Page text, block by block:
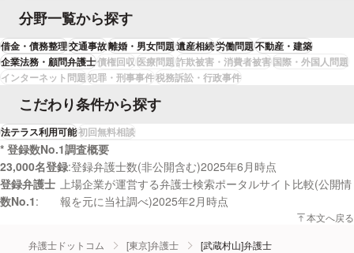
分野一覧から探す
借金・債務整理交通事故離婚・男女問題遺産相続労働問題不動産・建築
企業法務・顧問弁護士債権回収医療問題詐欺被害・消費者被害国際・外国人問題
インターネット問題犯罪・刑事事件税務訴訟・行政事件
こだわり条件から探す
法テラス利用可能初回無料相談
* 登録数No.1調査概要
23,000名登録 登録弁護士数(非公開含む)2025年6月時点
登録弁護士
数No.1
上場企業が運営する弁護士検索ポータルサイト比較(公開情
報を元に当社調べ)2025年2月時点
本文へ戻る
弁護士ドットコム [東京]弁護士 [武蔵村山]弁護士